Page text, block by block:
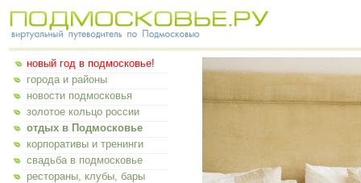
новый год в подмосковье!
города и районы
новости подмосковья
золотое кольцо россии
отдых в Подмосковье
корпоративы и тренинги
свадьба в подмосковье
рестораны, клубы, бары